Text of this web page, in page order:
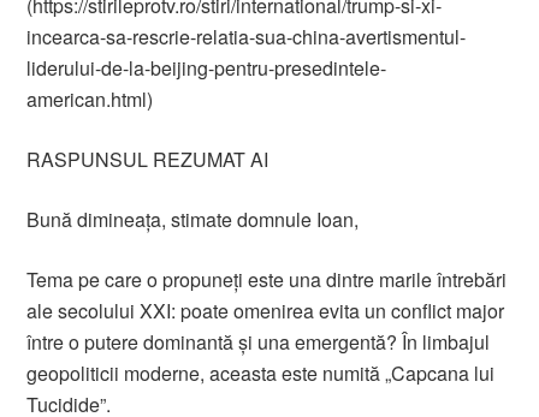
incearca-sa-rescrie-relatia-sua-china-avertismentul-
liderului-de-la-beijing-pentru-presedintele-
american.html)
RASPUNSUL REZUMAT AI
Bună dimineața, stimate domnule Ioan,
Tema pe care o propuneți este una dintre marile întrebări
ale secolului XXI: poate omenirea evita un conflict major
între o putere dominantă și una emergentă? În limbajul
geopoliticii moderne, aceasta este numită „Capcana lui
Tucidide”.